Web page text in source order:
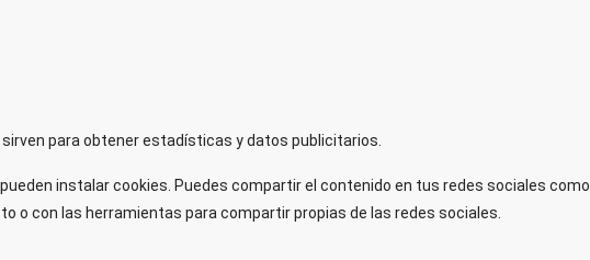
para obtener estadísticas y datos publicitarios.
instalar cookies. Puedes compartir el contenido en tus redes sociales como
o con las herramientas para compartir propias de las redes sociales.